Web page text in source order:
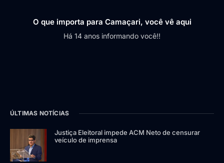
O que importa para Camaçari, você vê aqui
Há 14 anos informando você!!
ÚLTIMAS NOTÍCIAS
Justiça Eleitoral impede ACM Neto de censurar
veículo de imprensa